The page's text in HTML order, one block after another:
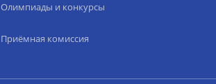
Олимпиады и конкурсы
Приёмная комиссия